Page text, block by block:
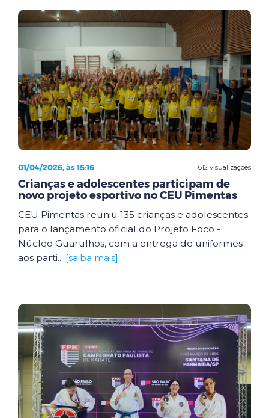
612 visualizações
01/04/2026, às 15:16
Crianças e adolescentes participam de
novo projeto esportivo no CEU Pimentas
CEU Pimentas reuniu 135 crianças e adolescentes
para o lançamento oficial do Projeto Foco -
Núcleo Guarulhos, com a entrega de uniformes
aos parti... [saiba mais]